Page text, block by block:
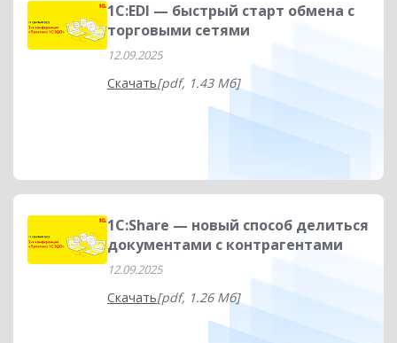
1С:EDI — быстрый старт обмена с
торговыми сетями
12.09.2025
Скачать[pdf, 1.43 Мб]
1C:Share — новый способ делиться
документами с контрагентами
12.09.2025
Скачать[pdf, 1.26 Мб]